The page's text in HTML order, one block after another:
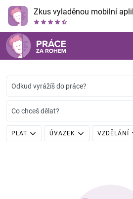
Zkus vyladěnou mobilní
Odkud vyrážíš do práce?
Co chceš dělat?
PLAT ÚVAZEK VZDĚLÁNÍ